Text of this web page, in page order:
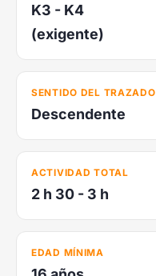
K3 - K4
(exigente)
SENTIDO DEL TRAZADO
Descendente
ACTIVIDAD TOTAL
2 h 30 - 3 h
EDAD MÍNIMA